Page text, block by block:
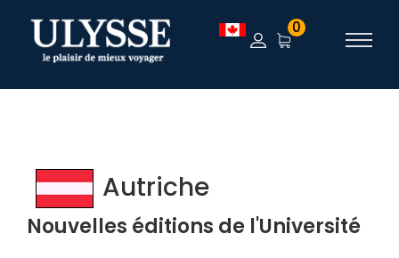
TEST 0
Autriche
Nouvelles éditions de l'Université